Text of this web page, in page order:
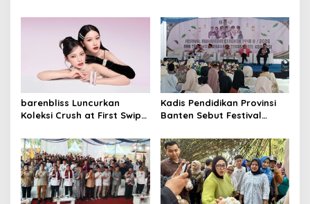
Infrastruktur
2026
barenbliss Luncurkan
Koleksi Crush at First Swipe,
Premium dengan Inovasi
Transferproof dan Clean
Beauty
Kadis Pendidikan Provinsi
Banten Sebut Festival
Bangkitkan Ekonomi dan
Masalah Sosial